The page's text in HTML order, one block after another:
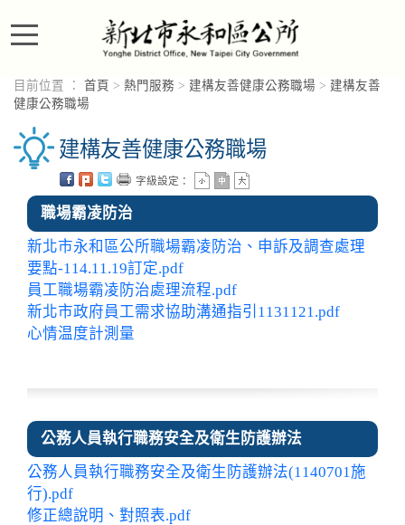
目前位置 ： 首頁 > 熱門服務 > 建構友善健康公務職場 > 建構友善
健康公務職場
建構友善健康公務職場
字級設定：
職場霸凌防治
新北市永和區公所職場霸凌防治、申訴及調查處理
要點-114.11.19訂定.pdf
員工職場霸凌防治處理流程.pdf
新北市政府員工需求協助溝通指引1131121.pdf
心情温度計測量
公務人員執行職務安全及衛生防護辦法
公務人員執行職務安全及衛生防護辦法(1140701施
行).pdf
修正總說明、對照表.pdf